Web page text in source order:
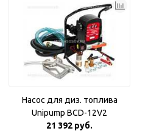
Насос для диз. топлива
Unipump BCD-12V2
21 392 руб.